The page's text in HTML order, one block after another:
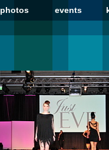
photos events